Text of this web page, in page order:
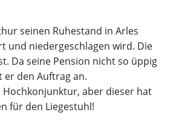
seinen Ruhestand in Arles
und niedergeschlagen wird. Die
Da seine Pension nicht so üppig
den Auftrag an.
Hochkonjunktur, aber dieser hat
für den Liegestuhl!